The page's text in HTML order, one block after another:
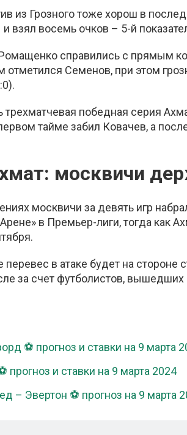
из Грозного тоже хорош в
взял восемь очков – 5-й
справились с прямым
Семенов, при этом
трехматчевая победная серия
тайме забил Ковачев, а
москвичи
москвичи за девять игр
в Премьер-лиги, тогда как
в атаке будет на стороне
за счет футболистов,
⚽ прогноз и ставки на 9 марта
прогноз и ставки на 9 марта 2024
– Эвертон ⚽ прогноз на 9 марта